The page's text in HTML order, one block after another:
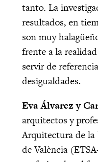
tanto. La
resultados, en
son muy
frente a la
servir de
desigualdades.
Eva Álvarez y
arquitectos y
Arquitectura de
de València